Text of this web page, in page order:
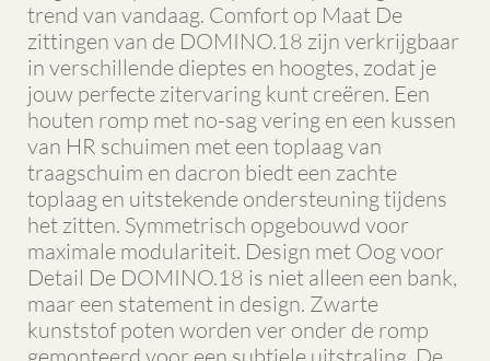
trend van vandaag. Comfort op Maat De
zittingen van de DOMINO.18 zijn verkrijgbaar
in verschillende dieptes en hoogtes, zodat je
jouw perfecte zitervaring kunt creëren. Een
houten romp met no-sag vering en een kussen
van HR schuimen met een toplaag van
traagschuim en dacron biedt een zachte
toplaag en uitstekende ondersteuning tijdens
het zitten. Symmetrisch opgebouwd voor
maximale modulariteit. Design met Oog voor
Detail De DOMINO.18 is niet alleen een bank,
maar een statement in design. Zwarte
kunststof poten worden ver onder de romp